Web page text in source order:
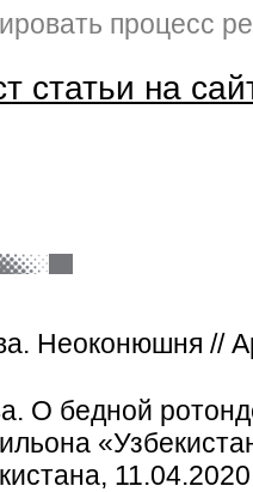
процесс
статьи на
Неоконюшня //
О бедной
11.04.2020